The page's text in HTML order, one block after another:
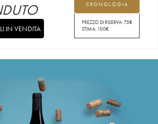
CRONOLOGIA
PREZZO DI RISERVA:75€
STIMA: 100€
IN VENDITA